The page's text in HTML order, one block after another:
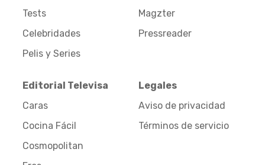
Tests
Celebridades
Pelis y Series
Magzter
Pressreader
Editorial Televisa
Caras
Cocina Fácil
Cosmopolitan
Legales
Aviso de privacidad
Términos de servicio